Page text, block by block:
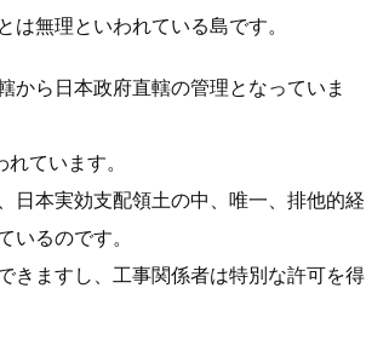
無理といわれている島です。
から日本政府直轄の管理となっていま
ています。
日本実効支配領土の中、唯一、排他的経
いるのです。
きますし、工事関係者は特別な許可を得